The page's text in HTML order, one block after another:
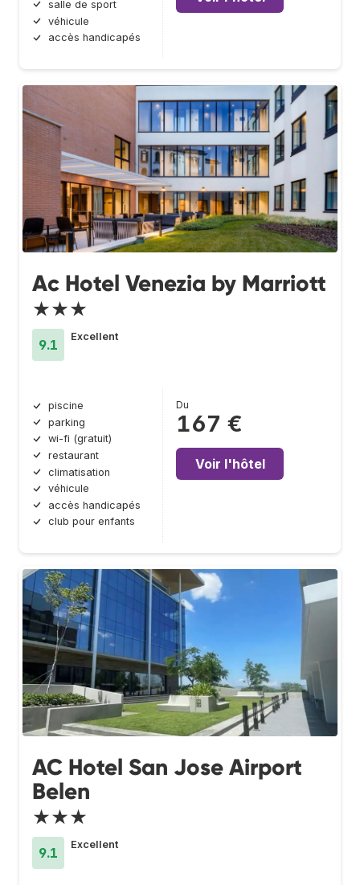
salle de sport
véhicule
accès handicapés
Ac Hotel Venezia by Marriott
★★★
9.1
Excellent
piscine
parking
wi-fi (gratuit)
restaurant
climatisation
véhicule
accès handicapés
club pour enfants
Du
167 €
Voir l'hôtel
AC Hotel San Jose Airport
Belen
★★★
9.1
Excellent